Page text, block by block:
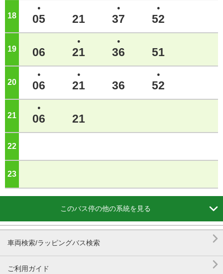
18
●
05 21
●
37
●
52
19 06
●
21
●
36 51
20
●
06
●
21 36
●
52
21
●
06 21
22
23
このバス停の他の系統を見る 
車両検索/ラッピングバス検索 
ご利用ガイド 